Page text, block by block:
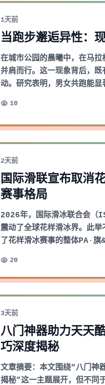
1天前
当跑步邂逅异性：
在城市公园的晨曦中，在马
并肩而行。这一现象背后，
动。研究表明，男女共跑能
10
2天前
国际滑联宣布取消
赛事格局
2026年，国际滑冰联合会（
震动了全球花样滑冰界。此
了花样滑冰赛事的整体PA·
20
3天前
八门神器助力天天
巧深度揭秘
文章摘要：本文围绕“八门神
揭秘”这一主题展开，但不同